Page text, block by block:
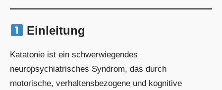
Einleitung
Katatonie ist ein schwerwiegendes
neuropsychiatrisches Syndrom, das durch
motorische, verhaltensbezogene und kognitive